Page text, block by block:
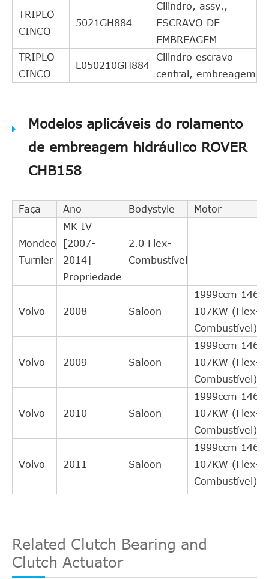
TRIPLO
CINCO
5021GH884
Cilindro, assy.,
ESCRAVO DE
EMBREAGEM
TRIPLO
CINCO
L050210GH884
Cilindro escravo
central, embreagem
Modelos aplicáveis do rolamento
de embreagem hidráulico ROVER
CHB158
Faça Ano Bodystyle Motor
Mondeo
Turnier
MK IV
[2007-
2014]
Propriedade
2.0 Flex-
Combustível
Volvo 2008 Saloon
1999ccm
107KW (Flex-
Combustível)
Volvo 2009 Saloon
1999ccm
107KW (Flex-
Combustível)
Volvo 2010 Saloon
1999ccm
107KW (Flex-
Combustível)
Volvo 2011 Saloon
1999ccm
107KW (Flex-
Combustível)
Volvo 2013
1999ccm
Related Clutch Bearing and
Clutch Actuator